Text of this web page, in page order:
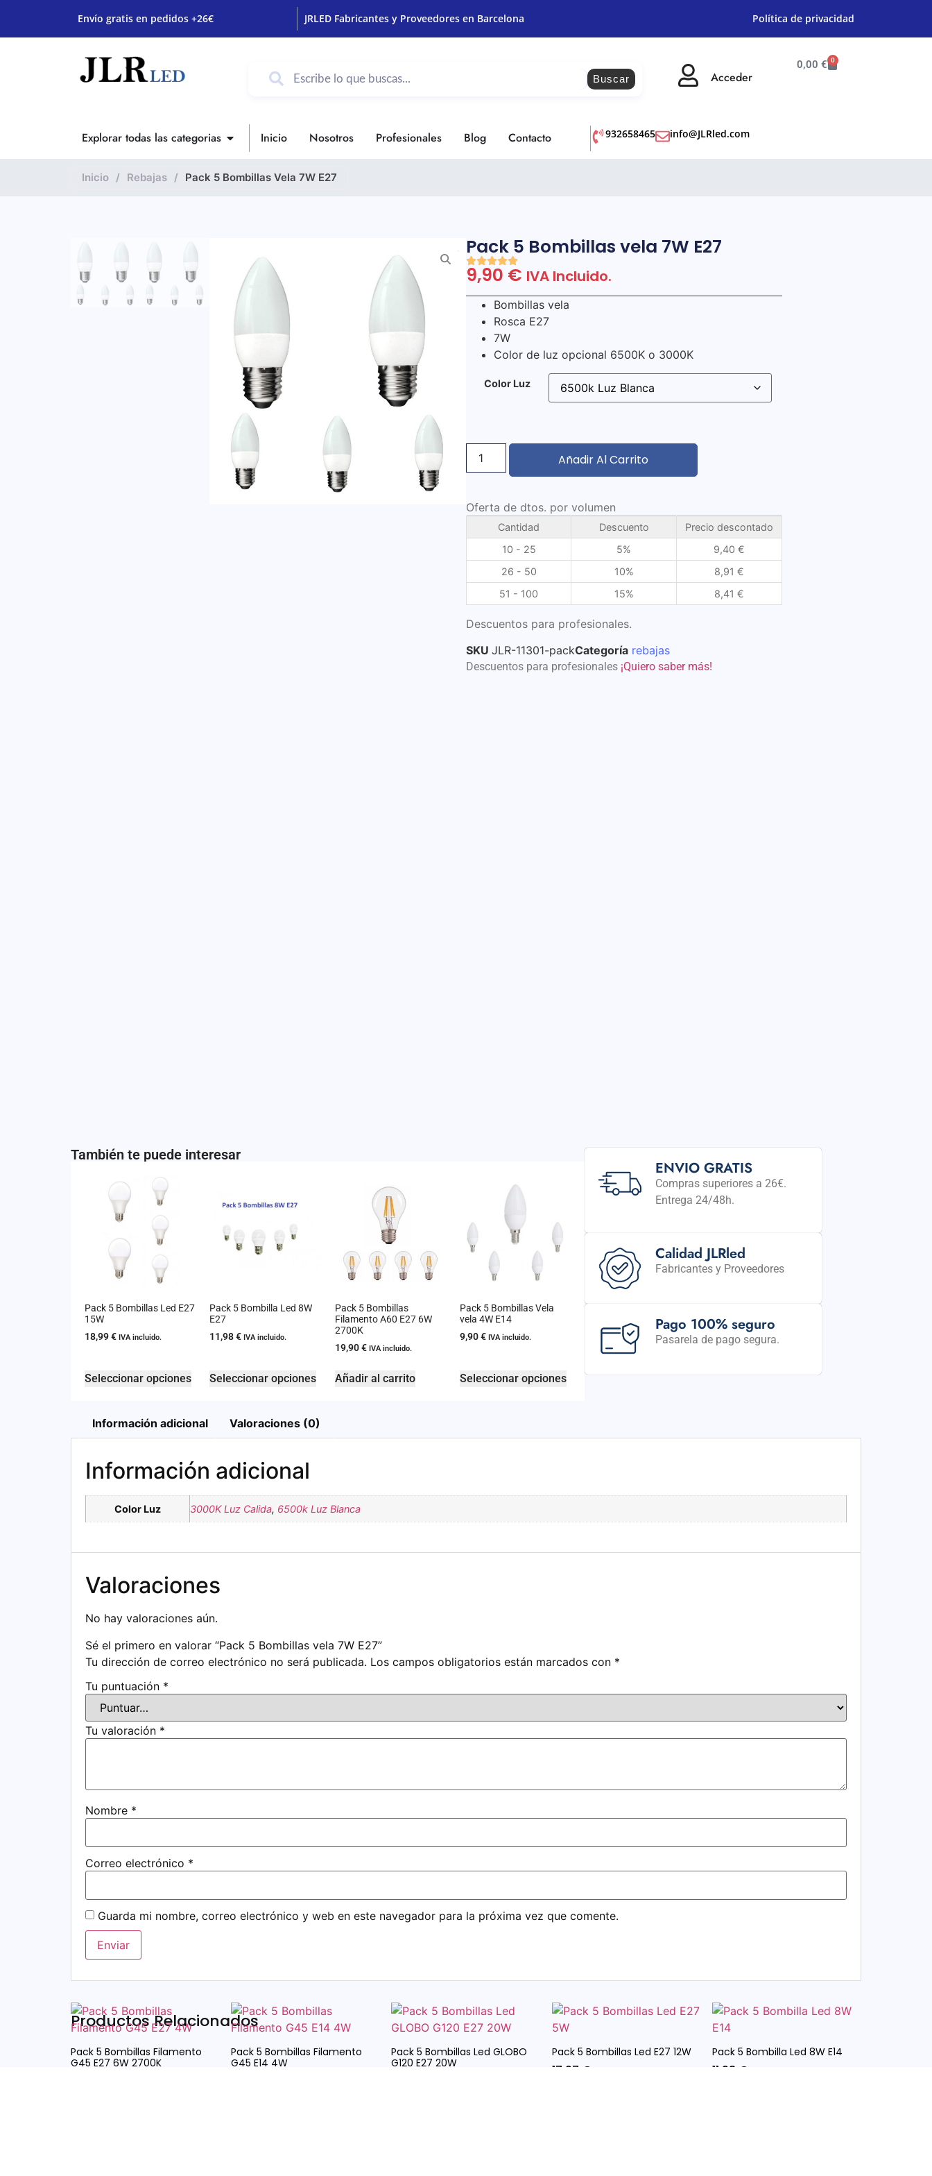
Envío gratis en pedidos +26€ JRLED Fabricantes y Proveedores en Barcelona Política de privacidad
Buscar Acceder
0,00 € 0
Explorar todas las categorias Inicio Nosotros Profesionales Blog Contacto 932658465 info@JLRled.com
Inicio / Rebajas / Pack 5 Bombillas Vela 7W E27
Pack 5 Bombillas vela 7W E27
9,90 € IVA Incluido.
Bombillas vela
Rosca E27
7W
Color de luz opcional 6500K o 3000K
Color Luz
Añadir Al Carrito
Oferta de dtos. por volumen
Cantidad Descuento
Precio descontado
10 - 25
5% 9,40 €
26 - 50
10% 8,91 €
51 - 100
15% 8,41 €
Descuentos para profesionales.
SKU JLR-11301-packCategoría rebajas
Descuentos para profesionales ¡Quiero saber más!
También te puede interesar
Pack 5 Bombillas Led E27
15W
18,99€ IVA incluido.
Seleccionar opciones
Pack 5 Bombilla Led 8W
E27
11,98€ IVA incluido.
Seleccionar opciones
Pack 5 Bombillas
Filamento A60 E27 6W
2700K
19,90€ IVA incluido.
Añadir al carrito
Pack 5 Bombillas Vela
vela 4W E14
9,90€ IVA incluido.
Seleccionar opciones
ENVIO GRATIS
Compras superiores a 26€.
Entrega 24/48h.
Calidad JLRled
Fabricantes y Proveedores
Pago 100% seguro
Pasarela de pago segura.
Información adicional Valoraciones (0)
Información adicional
Color Luz 3000K Luz Calida, 6500k Luz Blanca
Valoraciones
No hay valoraciones aún.
Sé el primero en valorar “Pack 5 Bombillas vela 7W E27”
Tu dirección de correo electrónico no será publicada. Los campos obligatorios están marcados con *
Tu puntuación *
Tu valoración *
Nombre *
Correo electrónico *
Guarda mi nombre, correo electrónico y web en este navegador para la próxima vez que comente.
Productos Relacionados
Pack 5 Bombillas Filamento
G45 E27 6W 2700K
Pack 5 Bombillas Filamento
G45 E14 4W
Pack 5 Bombillas Led GLOBO
G120 E27 20W
Pack 5 Bombillas Led E27 12W
17,97 €
Pack 5 Bombilla Led 8W E14
11,98 €